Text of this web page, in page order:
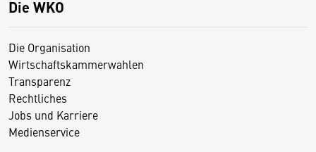
Die WKO
Die Organisation
Wirtschaftskammerwahlen
Transparenz
Rechtliches
Jobs und Karriere
Medienservice